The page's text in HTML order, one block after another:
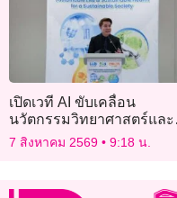
เปิดเวที AI ขับเคลื่อน
นวัตกรรมวิทยาศาสตร์และ
สุขภาพ ยกระดับไทยสู่
7 สิงหาคม 2569 9:18 น.